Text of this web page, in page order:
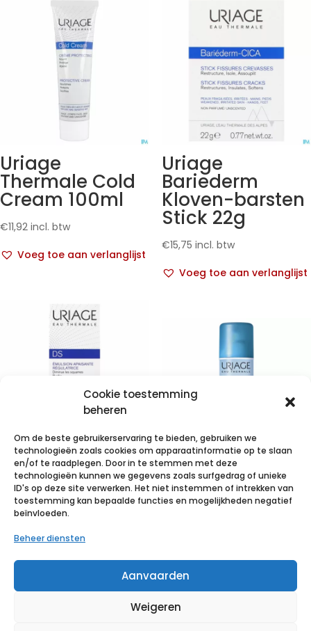
Cookie toestemming
beheren
Om de beste gebruikerservaring te bieden, gebruiken we
technologieën zoals cookies om apparaatinformatie op te slaan
en/of te raadplegen. Door in te stemmen met deze
technologieën kunnen we gegevens zoals surfgedrag of unieke
ID's op deze site verwerken. Het niet instemmen of intrekken van
toestemming kan bepaalde functies en mogelijkheden negatief
beïnvloeden.
Beheer diensten
Aanvaarden
Weigeren
Uriage
Thermale Cold
Cream 100ml
€11,92 incl. btw
Voeg toe aan verlanglijst
Uriage
Bariederm
Kloven-barsten
Stick 22g
€15,75 incl. btw
Voeg toe aan verlanglijst
Uriage Ds Emuls
Regulerende
Verzorging
Tube 40ml
Voeg toe aan verlanglijst
Uriage Eau
Thermale Spray
Voeg toe aan verlanglijst